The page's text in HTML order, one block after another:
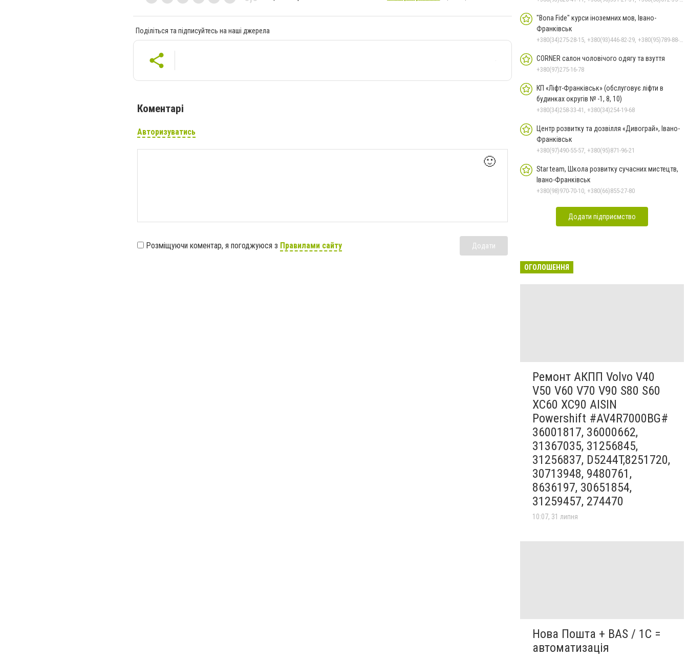
Поділіться та підписуйтесь на наші джерела
Коментарі
Авторизуватись
🙂
Розміщуючи коментар, я погоджуюся з Правилами сайту Додати
"Bona Fide" курси іноземних мов, Івано-
Франківськ
CORNER салон чоловічого одягу та взуття
+380(97)275-16-78
КП «Ліфт-Франківськ» (обслуговує ліфти в
будинках округів № -1, 8, 10)
+380(34)258-33-41, +380(34)254-19-68
Центр розвитку та дозвілля «Дивограй», Івано-
Франківськ
+380(97)490-55-57, +380(95)871-96-21
Star team, Школа розвитку сучасних мистецтв,
Івано-Франківськ
+380(98)970-70-10, +380(66)855-27-80
Додати підприємство
ОГОЛОШЕННЯ
Ремонт АКПП Volvo V40
V50 V60 V70 V90 S80 S60
XC60 XC90 AISIN
Powershift #AV4R7000BG#
36001817, 36000662,
31367035, 31256845,
31256837, D5244T,8251720,
30713948, 9480761,
8636197, 30651854,
31259457, 274470
10:07, 31 липня
Нова Пошта + BAS / 1C =
автоматизація